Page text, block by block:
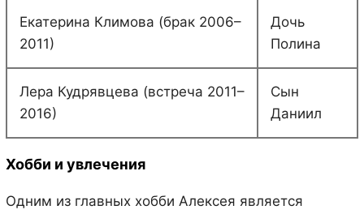
Екатерина Климова (брак 2006–
2011)
Дочь
Полина
Лера Кудрявцева (встреча 2011–
2016)
Сын
Даниил
Хобби и увлечения
Одним из главных хобби Алексея является